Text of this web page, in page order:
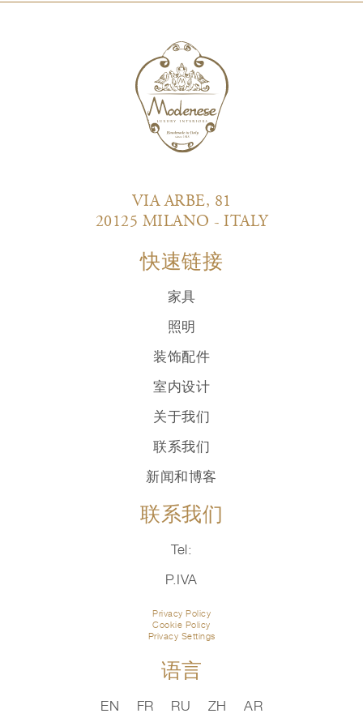
VIA ARBE, 81
20125 MILANO - ITALY
快速链接
家具
照明
装饰配件
室内设计
关于我们
联系我们
新闻和博客
联系我们
Tel:
P.IVA
Privacy Policy
Cookie Policy
Privacy Settings
语言
EN FR RU ZH AR